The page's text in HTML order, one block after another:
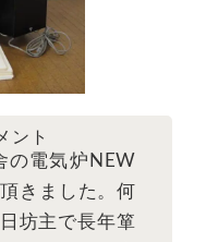
ント
の電気炉NEW
きました。何
坊主で長年箪